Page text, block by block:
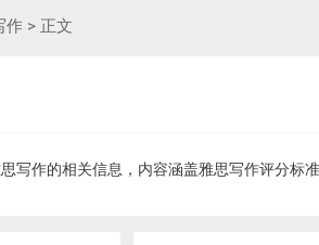
作 > 正文
写作的相关信息，内容涵盖雅思写作评分标